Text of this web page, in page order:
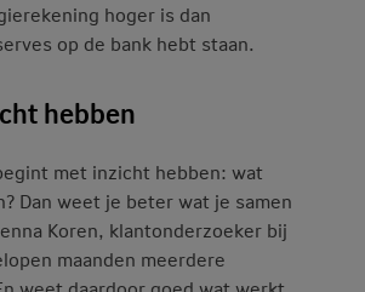
hoger is dan
op de bank hebt staan.
hebben
met inzicht hebben: wat
Dan weet je beter wat je samen
Koren, klantonderzoeker bij
maanden meerdere